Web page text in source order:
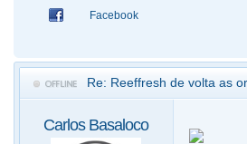
Facebook
Re: Reeffresh de volta as
Carlos Basaloco